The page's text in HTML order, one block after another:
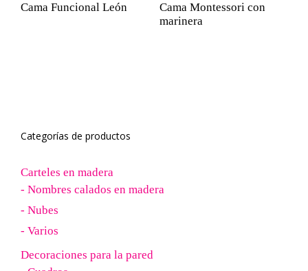
Cama Funcional León
Cama Montessori con
marinera
Categorías de productos
Carteles en madera
- Nombres calados en madera
- Nubes
- Varios
Decoraciones para la pared